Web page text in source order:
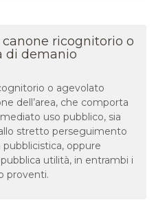
ricognitorio o
di demanio
o agevolato
dell’area, che comporta
uso pubblico, sia
stretto perseguimento
oppure
pubblica utilità, in entrambi i
proventi.